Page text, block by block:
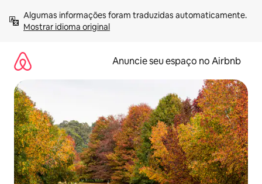
para
Mostrar idioma original
Anuncie seu espaço no Airbnb